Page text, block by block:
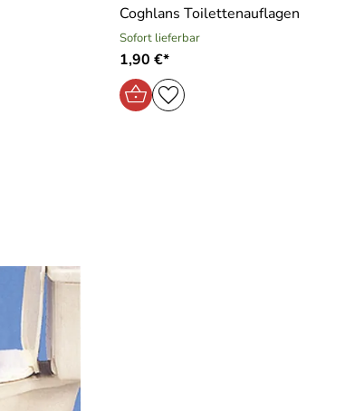
Coghlans Toilettenauflagen
Sofort lieferbar
1,90 €*